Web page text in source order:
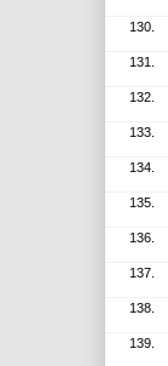
130.
131.
132.
133.
134.
135.
136.
137.
138.
139.